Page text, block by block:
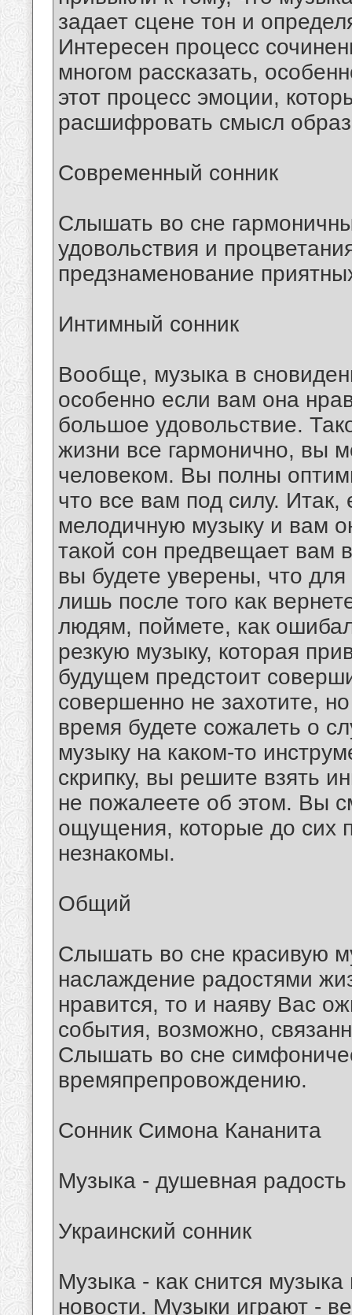
задает сцене тон и
Интересен процесс
многом рассказать,
этот процесс эмоции,
расшифровать смысл
Современный сонник
Слышать во сне
удовольствия и
предзнаменование
Интимный сонник
Вообще, музыка в
особенно если вам она
большое удовольствие.
жизни все гармонично, вы
человеком. Вы полны
что все вам под силу.
мелодичную музыку и вам
такой сон предвещает вам
вы будете уверены, что
лишь после того как
людям, поймете, как
резкую музыку, которая
будущем предстоит
совершенно не захотите,
время будете сожалеть о
музыку на каком-то
скрипку, вы решите взять
не пожалеете об этом. Вы
ощущения, которые до сих
незнакомы.
Общий
Слышать во сне красивую
наслаждение радостями
нравится, то и наяву Вас
события, возможно,
Слышать во сне
времяпрепровождению.
Сонник Симона Кананита
Музыка - душевная радость
Украинский сонник
Музыка - как снится
новости. Музыки играют -